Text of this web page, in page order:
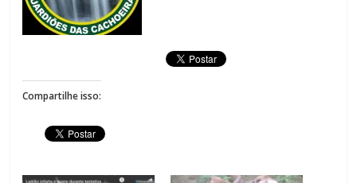
Compartilhe isso: